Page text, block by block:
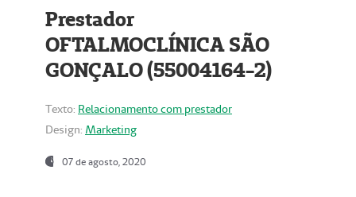
Prestador
OFTALMOCLÍNICA SÃO
GONÇALO (55004164-2)
Texto: Relacionamento com prestador
Design: Marketing
07 de agosto, 2020